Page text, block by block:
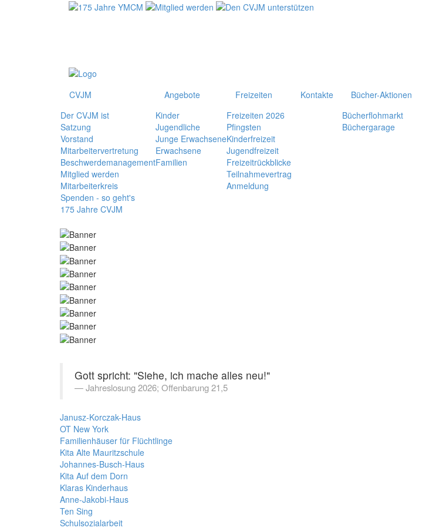
CVJM
Der CVJM ist
Satzung
Vorstand
Mitarbeitervertretung
Beschwerdemanagement
Mitglied werden
Mitarbeiterkreis
Spenden - so geht's
175 Jahre CVJM
Angebote
Kinder
Jugendliche
Junge Erwachsene
Erwachsene
Familien
Freizeiten
Freizeiten 2026
Pfingsten
Kinderfreizeit
Jugendfreizeit
Freizeitrückblicke
Teilnahmevertrag
Anmeldung
Kontakte
Bücher-Aktionen
Bücherflohmarkt
Büchergarage
Gott spricht: "Siehe, ich mache alles neu!"
Jahreslosung 2026; Offenbarung 21,5
Janusz-Korczak-Haus
OT New York
Familienhäuser für Flüchtlinge
Kita Alte Mauritzschule
Johannes-Busch-Haus
Kita Auf dem Dorn
Klaras Kinderhaus
Anne-Jakobi-Haus
Ten Sing
Schulsozialarbeit